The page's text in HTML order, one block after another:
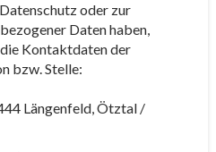
oder zur
Daten haben,
Kontaktdaten der
bzw. Stelle:
Längenfeld, Ötztal /